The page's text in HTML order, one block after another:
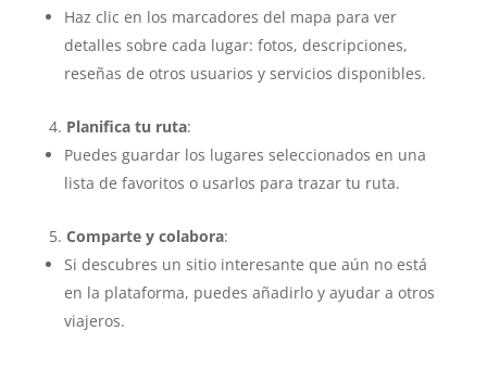
Haz clic en los marcadores del mapa para ver
detalles sobre cada lugar: fotos, descripciones,
reseñas de otros usuarios y servicios disponibles.
Planifica tu ruta:
Puedes guardar los lugares seleccionados en una
lista de favoritos o usarlos para trazar tu ruta.
Comparte y colabora:
Si descubres un sitio interesante que aún no está
en la plataforma, puedes añadirlo y ayudar a otros
viajeros.